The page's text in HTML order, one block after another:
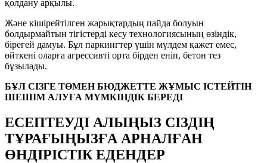
қолдану арқылы.
Және кішірейтілген жарықтардың пайда болуын
болдырмайтын тігістерді кесу технологиясының өзіндік,
бірегей дамуы. Бұл паркингтер үшін мүлдем қажет емес,
өйткені оларға агрессивті орта бірден еніп, бетон тез
бұзылады.
БҰЛ СІЗГЕ ТӨМЕН БЮДЖЕТТЕ ЖҰМЫС ІСТЕЙТІН
ШЕШІМ АЛУҒА МҮМКІНДІК БЕРЕДІ
ЕСЕПТЕУДІ АЛЫҢЫЗ СІЗДІҢ
ТҰРАҒЫҢЫЗҒА АРНАЛҒАН
ӨНДІРІСТІК ЕДЕНДЕР